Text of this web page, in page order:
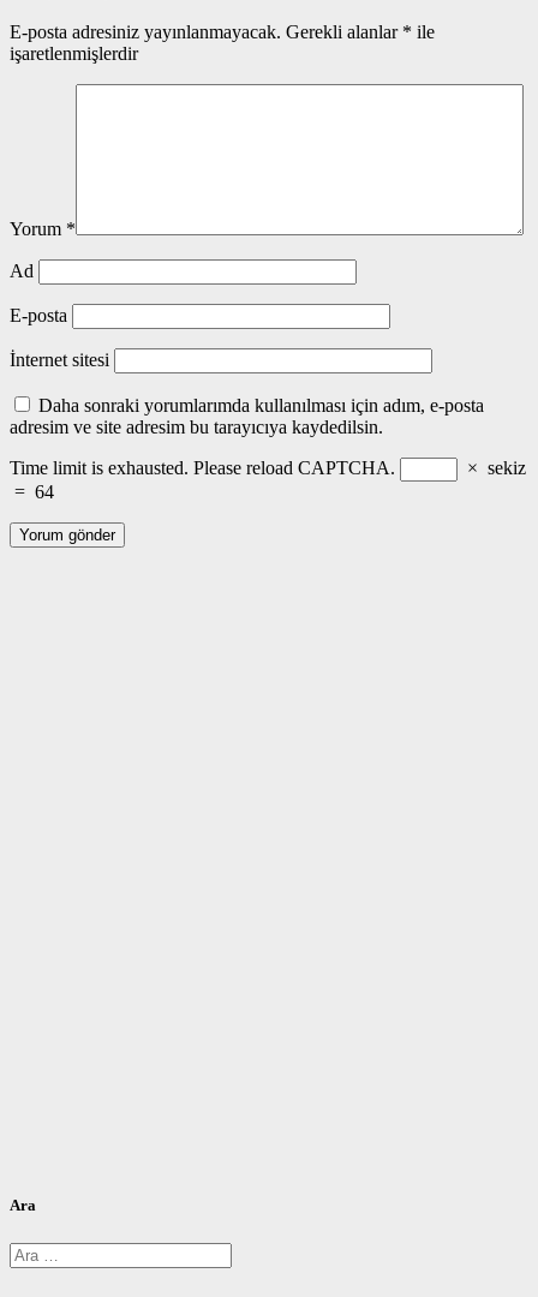
E-posta adresiniz yayınlanmayacak. Gerekli alanlar * ile
işaretlenmişlerdir
Yorum *
Ad
E-posta
İnternet sitesi
Daha sonraki yorumlarımda kullanılması için adım, e-posta
adresim ve site adresim bu tarayıcıya kaydedilsin.
Time limit is exhausted. Please reload CAPTCHA.
× sekiz
= 64
Ara
Arama: